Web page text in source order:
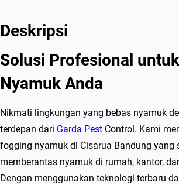
g
i
n
g
N
y
a
u
Deskripsi
Solusi Profesional
Nyamuk Anda
Nikmati lingkungan yang bebas nyamuk
terdepan dari Garda Pest Control. Kami
fogging nyamuk di Cisarua Bandung yang
memberantas nyamuk di rumah, kantor,
Dengan menggunakan teknologi terbaru